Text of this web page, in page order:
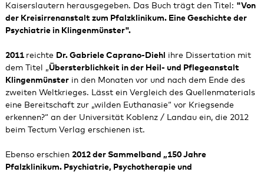
Kaiserslautern herausgegeben. Das Buch trägt den Titel: "Von
der Kreisirrenanstalt zum Pfalzklinikum. Eine Geschichte der
Psychiatrie in Klingenmünster".
2011 reichte Dr. Gabriele Caprano-Diehl
ihre Dissertation mit
dem Titel „Übersterblichkeit in der Heil- und Pflegeanstalt
Klingenmünsterin den Monaten vor und nach dem Ende des
zweiten Weltkrieges. Lässt ein Vergleich des Quellenmaterials
eine Bereitschaft zur „wilden Euthanasie“ vor Kriegsende
erkennen?“ an der Universität Koblenz / Landau ein, die 2012
beim Tectum Verlag erschienen ist.
Ebenso erschien 2012 der Sammelband „150 Jahre
Pfalzklinikum. Psychiatrie, Psychotherapie und